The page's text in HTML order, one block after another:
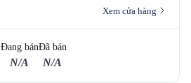
Xem cửa hàng
Đang bán
N/A
Đã bán
N/A